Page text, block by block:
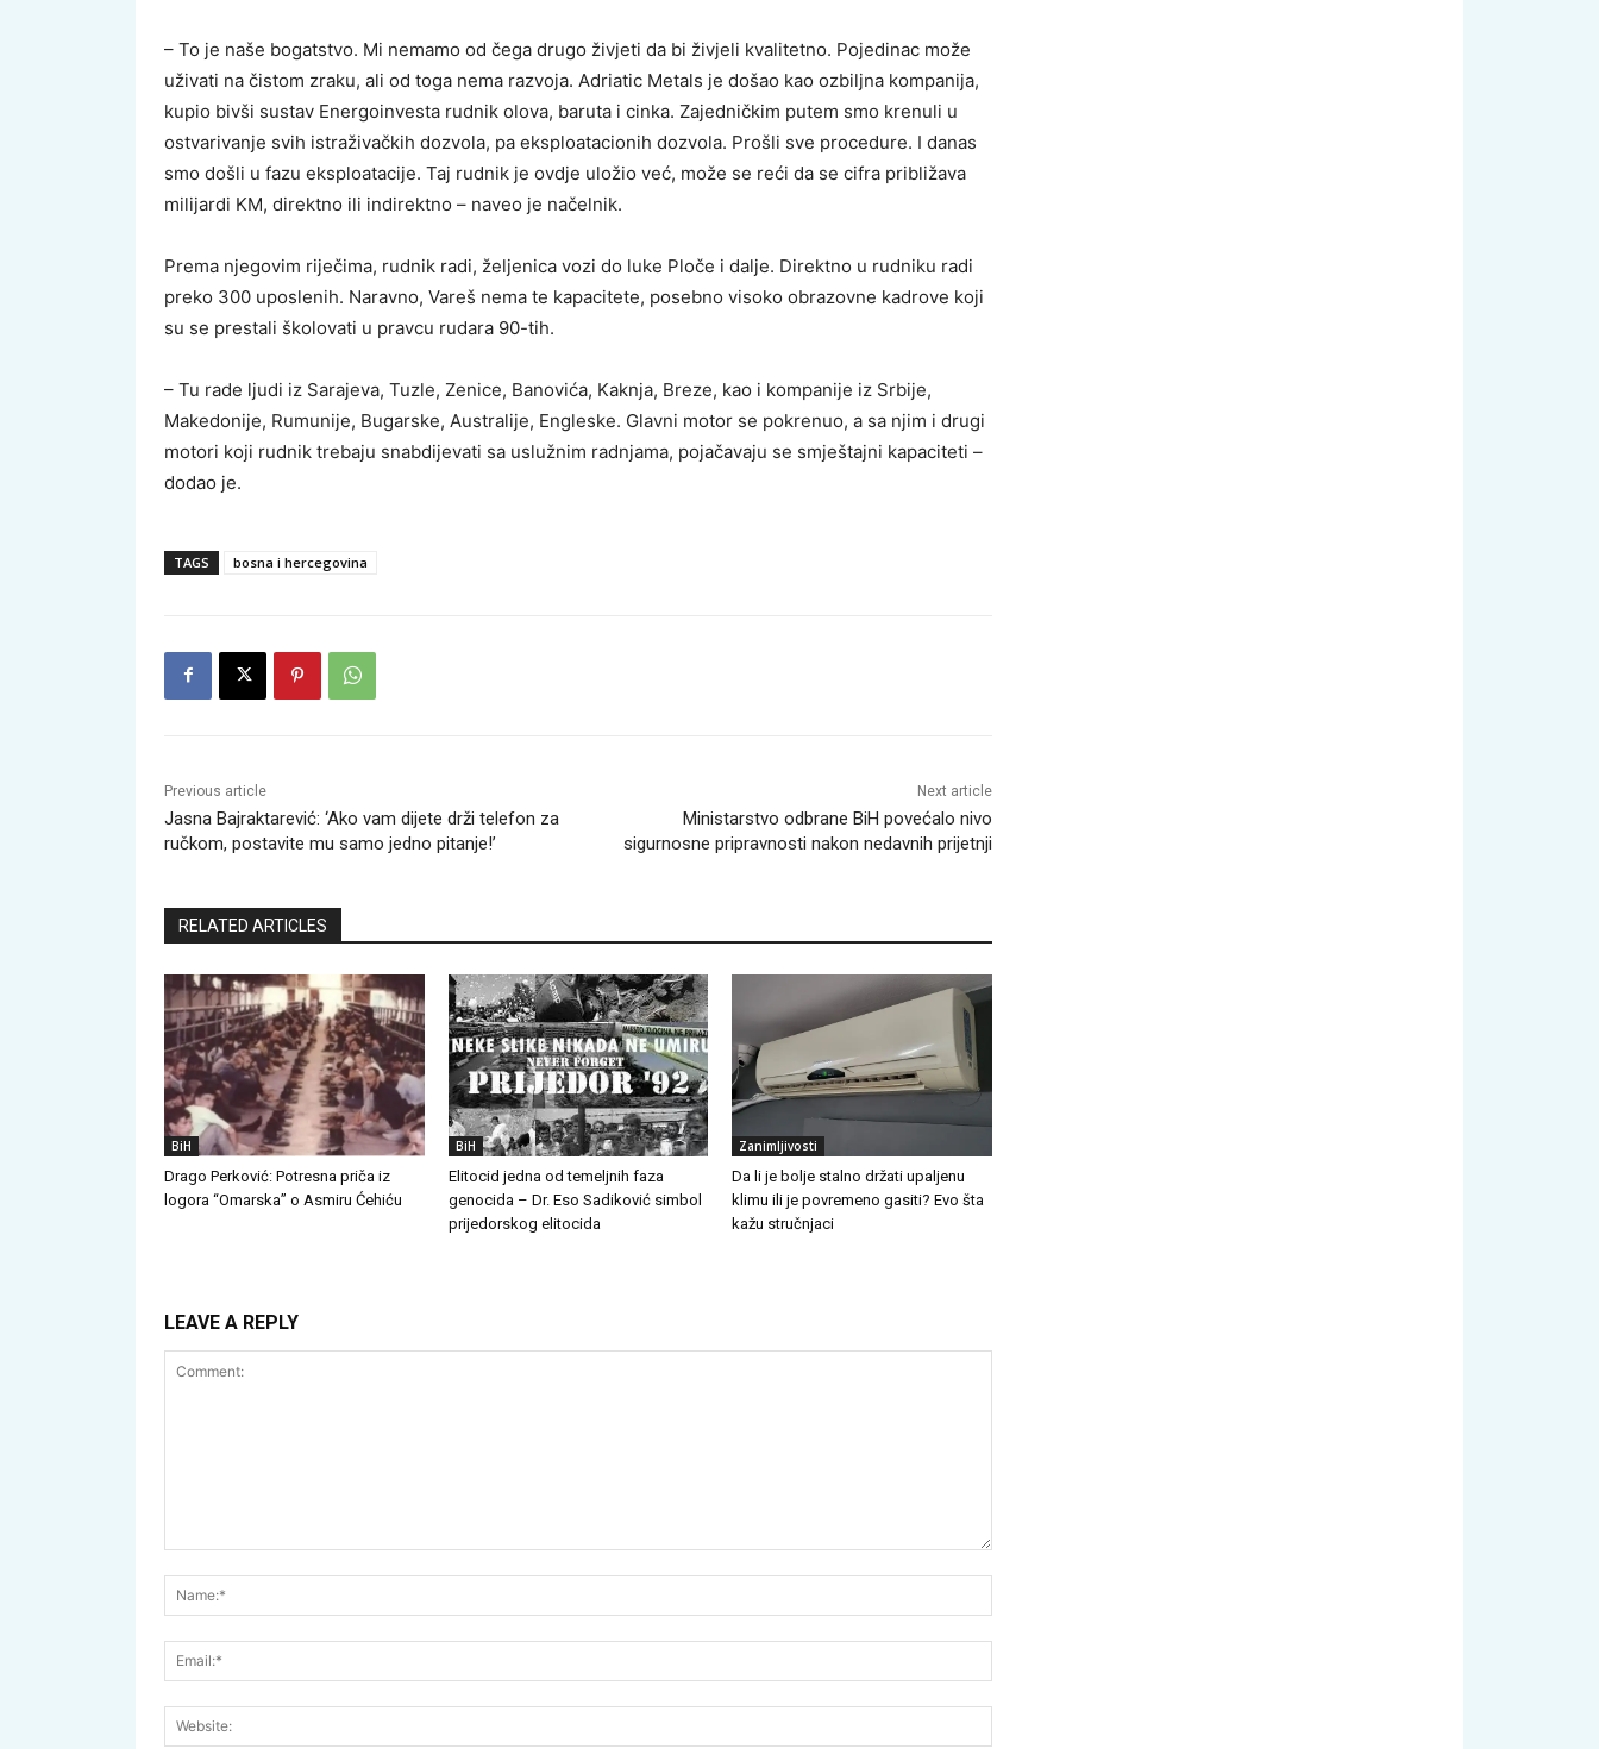
– To je naše bogatstvo. Mi nemamo od čega drugo živjeti da bi živjeli kvalitetno. Pojedinac može
uživati na čistom zraku, ali od toga nema razvoja. Adriatic Metals je došao kao ozbiljna kompanija,
kupio bivši sustav Energoinvesta rudnik olova, baruta i cinka. Zajedničkim putem smo krenuli u
ostvarivanje svih istraživačkih dozvola, pa eksploatacionih dozvola. Prošli sve procedure. I danas
smo došli u fazu eksploatacije. Taj rudnik je ovdje uložio već, može se reći da se cifra približava
milijardi KM, direktno ili indirektno – naveo je načelnik.
Prema njegovim riječima, rudnik radi, željenica vozi do luke Ploče i dalje. Direktno u rudniku radi
preko 300 uposlenih. Naravno, Vareš nema te kapacitete, posebno visoko obrazovne kadrove koji
su se prestali školovati u pravcu rudara 90-tih.
– Tu rade ljudi iz Sarajeva, Tuzle, Zenice, Banovića, Kaknja, Breze, kao i kompanije iz Srbije,
Makedonije, Rumunije, Bugarske, Australije, Engleske. Glavni motor se pokrenuo, a sa njim i drugi
motori koji rudnik trebaju snabdijevati sa uslužnim radnjama, pojačavaju se smještajni kapaciteti –
dodao je.
TAGS bosna i hercegovina
Previous article
Jasna Bajraktarević: ‘Ako vam dijete drži telefon za
ručkom, postavite mu samo jedno pitanje!’
Next article
Ministarstvo odbrane BiH povećalo nivo
sigurnosne pripravnosti nakon nedavnih prijetnji
RELATED ARTICLES
BiH
Drago Perković: Potresna priča iz
logora “Omarska” o Asmiru Ćehiću
BiH
Elitocid jedna od temeljnih faza
genocida – Dr. Eso Sadiković simbol
prijedorskog elitocida
Zanimljivosti
Da li je bolje stalno držati upaljenu
klimu ili je povremeno gasiti? Evo šta
kažu stručnjaci
LEAVE A REPLY